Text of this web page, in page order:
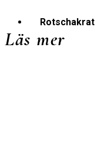
Rotschakrat
Läs mer